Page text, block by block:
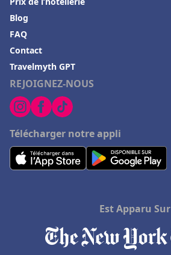
Hôtels au Pays basque
Hôtels à Romorantin Lanthenay
Hôtels à Pontaillac
Hôtels à Sommieres
Hôtels à Versailles
Hôtels à Eaubonne
Hôtels à Sanary-sur-Mer
Hôtels à Villeneuve-sur-Lot
Hôtels à Vérone
REJOIGNEZ-NOUS
Télécharger notre appli
Blog
FAQ
Contact
Travelmyth GPT
Est Apparu Sur